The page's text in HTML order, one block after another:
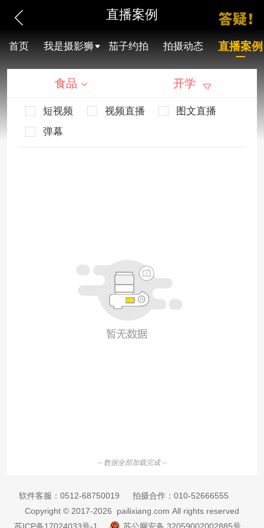
直播案例
首页 我是摄影狮 茄子约拍 拍摄动态 直播案例
食品 开学
短视频 视频直播
图文直播
弹幕
-- 数据全部加载完成 --
软件客服： 0512-68750019 拍摄合作： 010-52666555
Copyright © 2017-2026 pailixiang.com All rights reserved
苏ICP备17024033号-1
苏公网安备 32059002002885号